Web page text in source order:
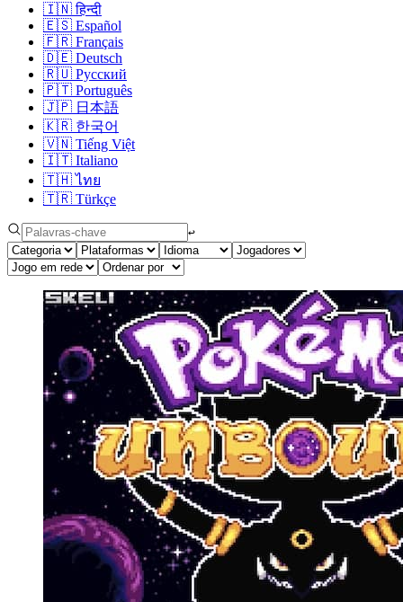
🇮🇳 हिन्दी
🇪🇸 Español
🇫🇷 Français
🇩🇪 Deutsch
🇷🇺 Русский
🇵🇹 Português
🇯🇵 日本語
🇰🇷 한국어
🇻🇳 Tiếng Việt
🇮🇹 Italiano
🇹🇭 ไทย
🇹🇷 Türkçe
↩︎